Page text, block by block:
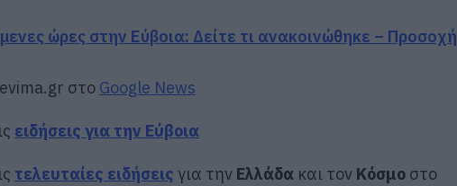
ώρες στην Εύβοια: Δείτε τι ανακοινώθηκε – Προσοχή
στο Google News
ειδήσεις για την Εύβοια
τελευταίες ειδήσεις για την Ελλάδα και τον Κόσμο στο